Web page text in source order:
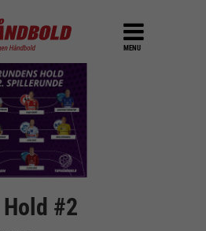
MENU
#2